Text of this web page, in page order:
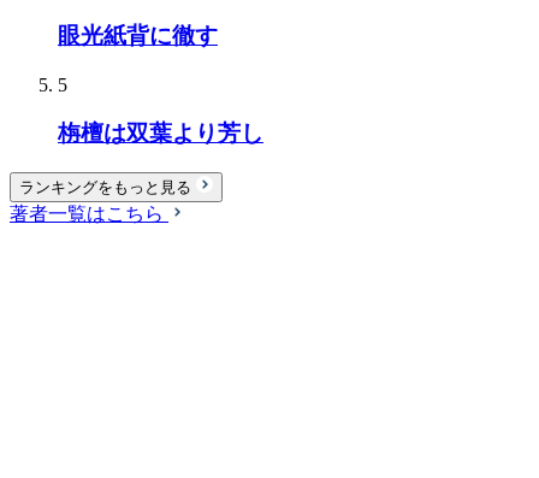
眼光紙背に徹す
5
栴檀は双葉より芳し
ランキングをもっと見る
著者一覧はこちら